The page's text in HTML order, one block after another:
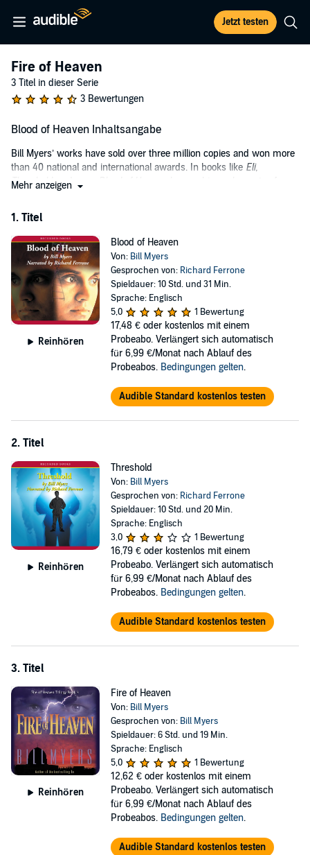
Jetzt testen
Fire of Heaven
3 Titel in dieser Serie
3 Bewertungen
Blood of Heaven Inhaltsangabe
Bill Myers’ works have sold over three million copies and won more
than 40 national and international awards. In books like Eli,
Threshold,and now,
A small section of vine with bloodstained thorns has been encased
Christ. Convicted killer and death-row inmate Michael Coleman
agrees to have the genes from the mysterious blood planted into his
body. The results are so astonishing that the research must
continue outside prison walls. But nobody can predict what will
happen when Coleman assumes a new identity and reenters
society. Filled with taut suspense and based on careful research,
delves deep into the human heart and examines
the very nature of good versus evil. Narrator Richard Ferrone’s
gravelly voice adds a thrilling dimension to this compelling story.
Mehr anzeigen
1. Titel
Reinhören
Blood of Heaven
Von: Bill Myers
Gesprochen von: Richard Ferrone
Spieldauer: 10 Std. und 31 Min.
Sprache: Englisch
5,0
1 Bewertung
17,48 € oder kostenlos mit einem
Probeabo. Verlängert sich automatisch
für 6,99 €/Monat nach Ablauf des
Probeabos. Bedingungen gelten.
Audible Standard kostenlos testen
2. Titel
Reinhören
Threshold
Von: Bill Myers
Gesprochen von: Richard Ferrone
Spieldauer: 10 Std. und 20 Min.
Sprache: Englisch
3,0
1 Bewertung
16,79 € oder kostenlos mit einem
Probeabo. Verlängert sich automatisch
für 6,99 €/Monat nach Ablauf des
Probeabos. Bedingungen gelten.
Audible Standard kostenlos testen
3. Titel
Reinhören
Fire of Heaven
Von: Bill Myers
Gesprochen von: Bill Myers
Spieldauer: 6 Std. und 19 Min.
Sprache: Englisch
5,0
1 Bewertung
12,62 € oder kostenlos mit einem
Probeabo. Verlängert sich automatisch
für 6,99 €/Monat nach Ablauf des
Probeabos. Bedingungen gelten.
Audible Standard kostenlos testen